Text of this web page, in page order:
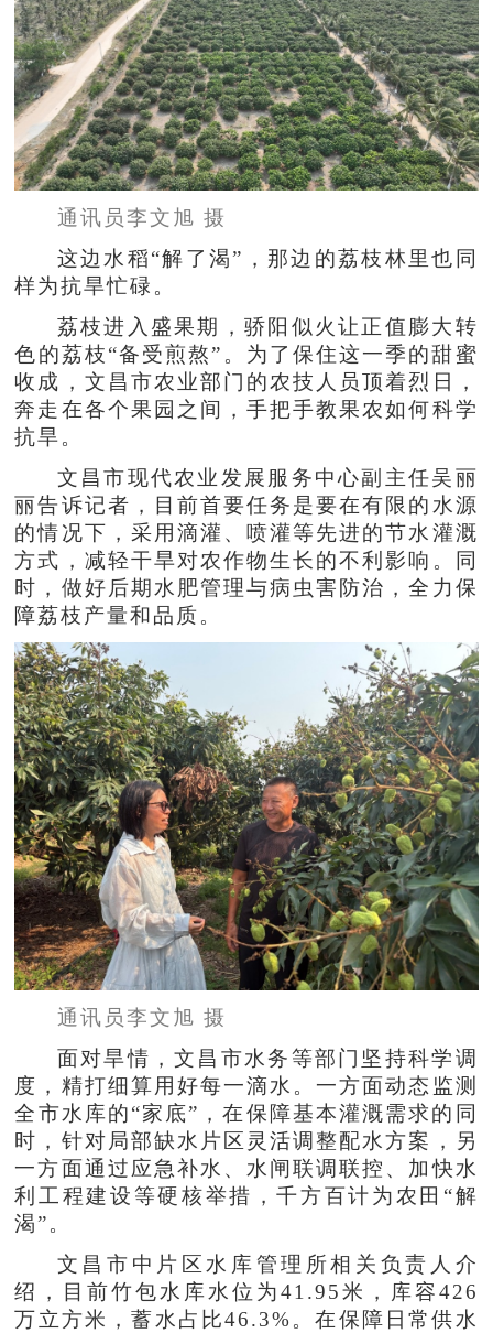
通讯员李文旭 摄
这边水稻“解了渴”，那边的荔枝林里也同
样为抗旱忙碌。
荔枝进入盛果期，骄阳似火让正值膨大转
色的荔枝“备受煎熬”。为了保住这一季的甜蜜
收成，文昌市农业部门的农技人员顶着烈日，
奔走在各个果园之间，手把手教果农如何科学
抗旱。
文昌市现代农业发展服务中心副主任吴丽
丽告诉记者，目前首要任务是要在有限的水源
的情况下，采用滴灌、喷灌等先进的节水灌溉
方式，减轻干旱对农作物生长的不利影响。同
时，做好后期水肥管理与病虫害防治，全力保
障荔枝产量和品质。
通讯员李文旭 摄
面对旱情，文昌市水务等部门坚持科学调
度，精打细算用好每一滴水。一方面动态监测
全市水库的“家底”，在保障基本灌溉需求的同
时，针对局部缺水片区灵活调整配水方案，另
一方面通过应急补水、水闸联调联控、加快水
利工程建设等硬核举措，千方百计为农田“解
渴”。
文昌市中片区水库管理所相关负责人介
绍，目前竹包水库水位为41.95米，库容426
万立方米，蓄水占比46.3%。在保障日常供水